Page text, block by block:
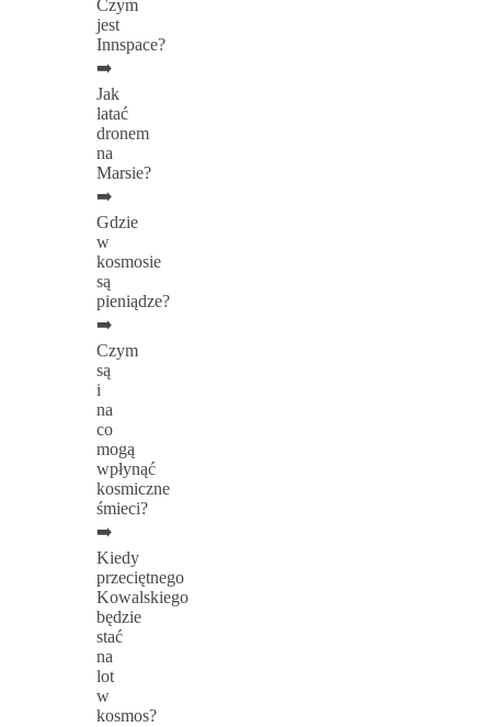
Czym
jest
Innspace?
➡️
Jak
latać
dronem
na
Marsie?
➡️
Gdzie
w
kosmosie
są
pieniądze?
➡️
Czym
są
i
na
co
mogą
wpłynąć
kosmiczne
śmieci?
➡️
Kiedy
przeciętnego
Kowalskiego
będzie
stać
na
lot
w
kosmos?